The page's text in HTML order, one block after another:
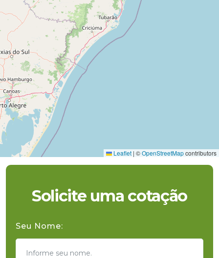
Leaflet | ©OpenStreetMapcontributors
Solicite uma cotação
Seu Nome: